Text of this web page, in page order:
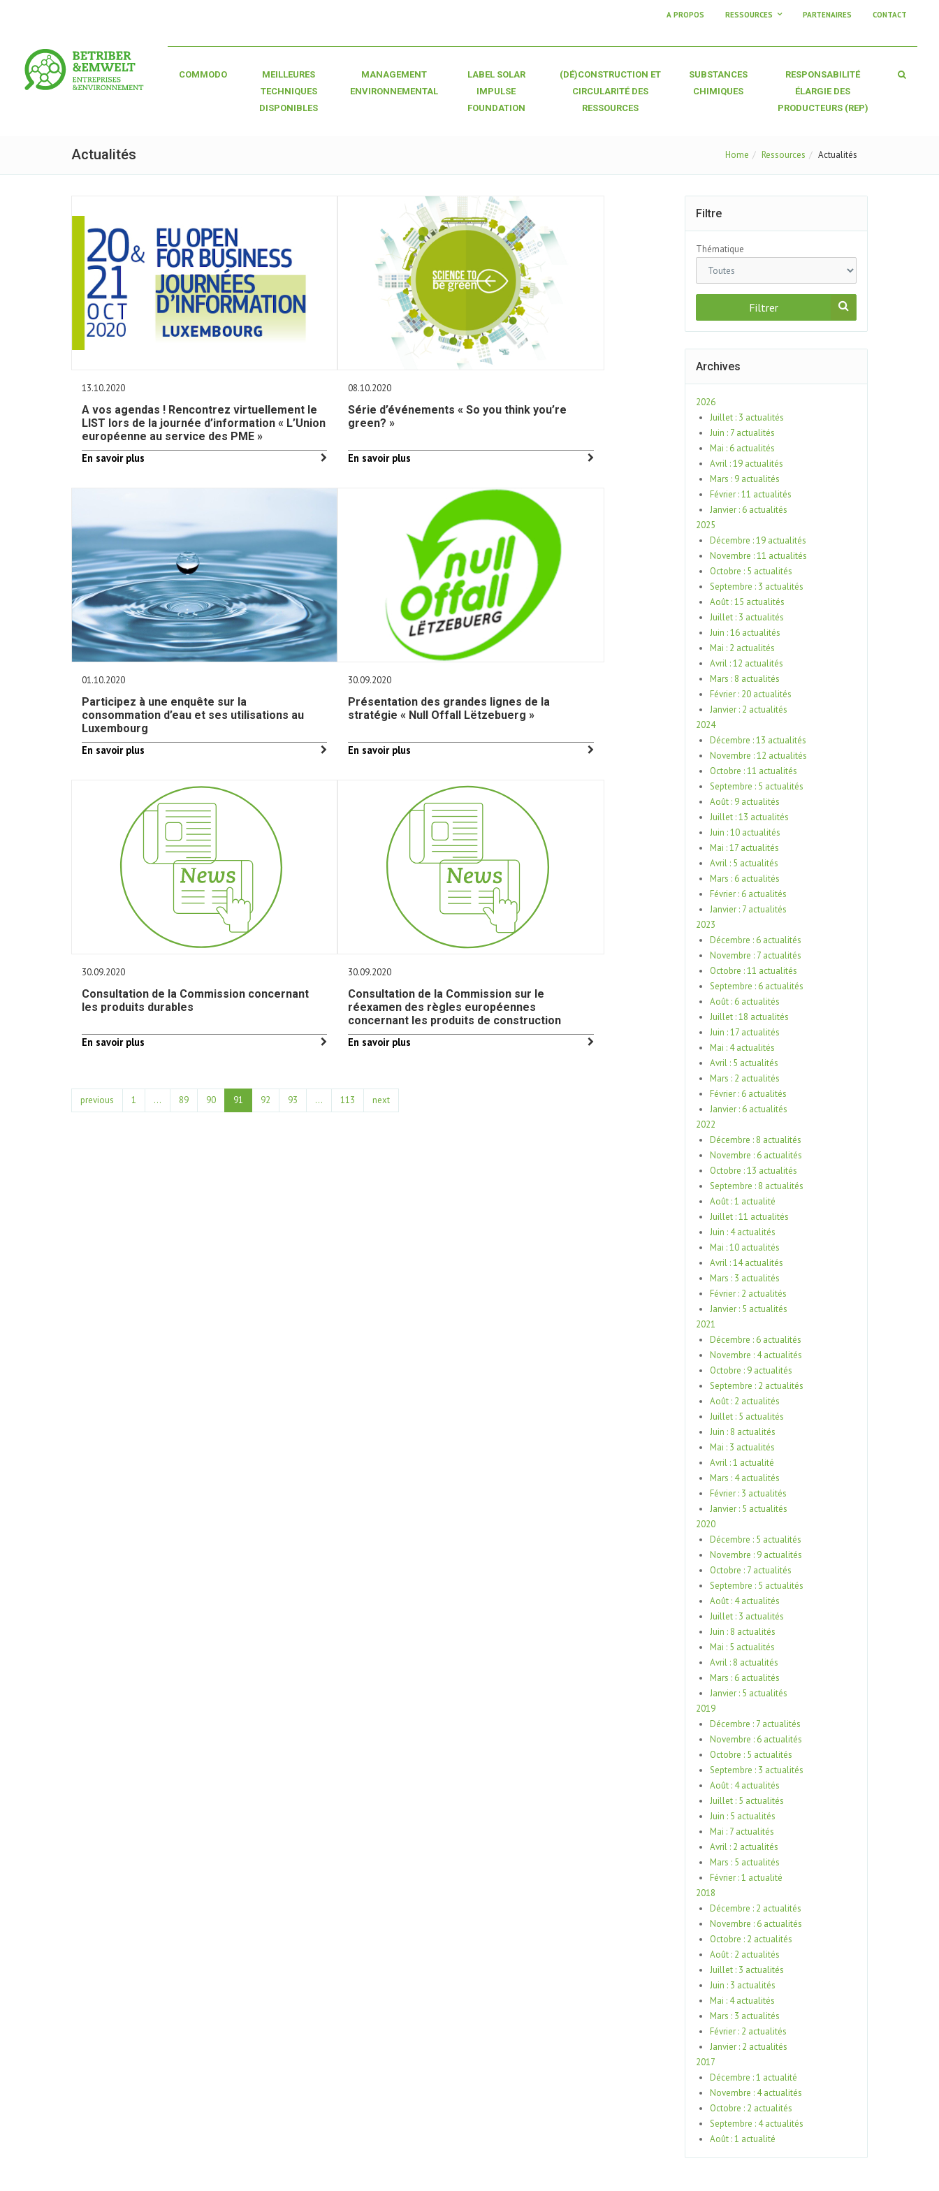
A PROPOS RESSOURCES PARTENAIRES CONTACT
COMMODO
MEILLEURES
TECHNIQUES
DISPONIBLES
MANAGEMENT
ENVIRONNEMENTAL
LABEL SOLAR
IMPULSE
FOUNDATION
(DÉ)CONSTRUCTION ET
CIRCULARITÉ DES
RESSOURCES
SUBSTANCES
CHIMIQUES
RESPONSABILITÉ
ÉLARGIE DES
PRODUCTEURS (REP)
Actualités Home Ressources Actualités
13.10.2020
A vos agendas ! Rencontrez virtuellement le
LIST lors de la journée d’information « L’Union
européenne au service des PME »
En savoir plus
08.10.2020
Série d’événements « So you think you’re
green? »
En savoir plus
01.10.2020
Participez à une enquête sur la
consommation d’eau et ses utilisations au
Luxembourg
En savoir plus
30.09.2020
Présentation des grandes lignes de la
stratégie « Null Offall Lëtzebuerg »
En savoir plus
30.09.2020
Consultation de la Commission concernant
les produits durables
En savoir plus
30.09.2020
Consultation de la Commission sur le
réexamen des règles européennes
concernant les produits de construction
En savoir plus
previous 1 ... 89 90 91 92 93 … 113 next
Filtre
Thématique
Filtrer
Archives
2026
Juillet : 3 actualités
Juin : 7 actualités
Mai : 6 actualités
Avril : 19 actualités
Mars : 9 actualités
Février : 11 actualités
Janvier : 6 actualités
2025
Décembre : 19 actualités
Novembre : 11 actualités
Octobre : 5 actualités
Septembre : 3 actualités
Août : 15 actualités
Juillet : 3 actualités
Juin : 16 actualités
Mai : 2 actualités
Avril : 12 actualités
Mars : 8 actualités
Février : 20 actualités
Janvier : 2 actualités
2024
Décembre : 13 actualités
Novembre : 12 actualités
Octobre : 11 actualités
Septembre : 5 actualités
Août : 9 actualités
Juillet : 13 actualités
Juin : 10 actualités
Mai : 17 actualités
Avril : 5 actualités
Mars : 6 actualités
Février : 6 actualités
Janvier : 7 actualités
2023
Décembre : 6 actualités
Novembre : 7 actualités
Octobre : 11 actualités
Septembre : 6 actualités
Août : 6 actualités
Juillet : 18 actualités
Juin : 17 actualités
Mai : 4 actualités
Avril : 5 actualités
Mars : 2 actualités
Février : 6 actualités
Janvier : 6 actualités
2022
Décembre : 8 actualités
Novembre : 6 actualités
Octobre : 13 actualités
Septembre : 8 actualités
Août : 1 actualité
Juillet : 11 actualités
Juin : 4 actualités
Mai : 10 actualités
Avril : 14 actualités
Mars : 3 actualités
Février : 2 actualités
Janvier : 5 actualités
2021
Décembre : 6 actualités
Novembre : 4 actualités
Octobre : 9 actualités
Septembre : 2 actualités
Août : 2 actualités
Juillet : 5 actualités
Juin : 8 actualités
Mai : 3 actualités
Avril : 1 actualité
Mars : 4 actualités
Février : 3 actualités
Janvier : 5 actualités
2020
Décembre : 5 actualités
Novembre : 9 actualités
Octobre : 7 actualités
Septembre : 5 actualités
Août : 4 actualités
Juillet : 3 actualités
Juin : 8 actualités
Mai : 5 actualités
Avril : 8 actualités
Mars : 6 actualités
Janvier : 5 actualités
2019
Décembre : 7 actualités
Novembre : 6 actualités
Octobre : 5 actualités
Septembre : 3 actualités
Août : 4 actualités
Juillet : 5 actualités
Juin : 5 actualités
Mai : 7 actualités
Avril : 2 actualités
Mars : 5 actualités
Février : 1 actualité
2018
Décembre : 2 actualités
Novembre : 6 actualités
Octobre : 2 actualités
Août : 2 actualités
Juillet : 3 actualités
Juin : 3 actualités
Mai : 4 actualités
Mars : 3 actualités
Février : 2 actualités
Janvier : 2 actualités
2017
Décembre : 1 actualité
Novembre : 4 actualités
Octobre : 2 actualités
Septembre : 4 actualités
Août : 1 actualité